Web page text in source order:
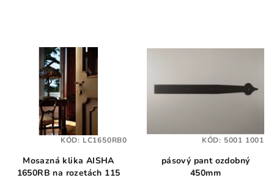
Mosazná klika AISHA
1650RB na rozetách 115
KÓD: LC1650RB0
pásový pant ozdobný
450mm
KÓD: 5001 1001